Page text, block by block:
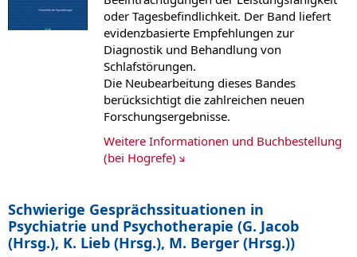
oder Tagesbefindlichkeit. Der Band liefert
evidenzbasierte Empfehlungen zur
Diagnostik und Behandlung von
Schlafstörungen.
Die Neubearbeitung dieses Bandes
berücksichtigt die zahlreichen neuen
Forschungsergebnisse.
Weitere Informationen und Buchbestellung
(bei Hogrefe)
Schwierige Gesprächssituationen in
Psychiatrie und Psychotherapie (G. Jacob
(Hrsg.), K. Lieb (Hrsg.), M. Berger (Hrsg.))